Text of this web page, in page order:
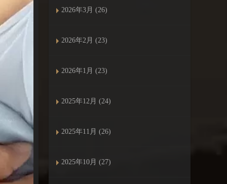
2026年3月 (26)
2026年2月 (23)
2026年1月 (23)
2025年12月 (24)
2025年11月 (26)
2025年10月 (27)